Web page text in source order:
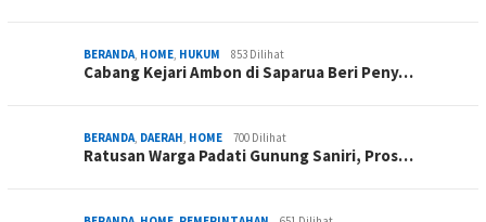
BERANDA, HOME, HUKUM 853 Dilihat
Cabang Kejari Ambon di Saparua Beri Peny…
BERANDA, DAERAH, HOME 700 Dilihat
Ratusan Warga Padati Gunung Saniri, Pros…